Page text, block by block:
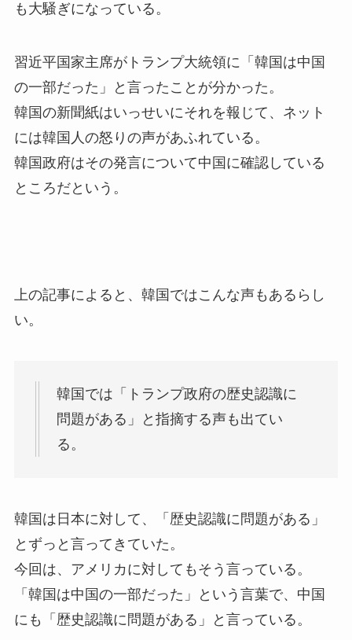
も大騒ぎになっている。
習近平国家主席がトランプ大統領に「韓国は中国
の一部だった」と言ったことが分かった。
韓国の新聞紙はいっせいにそれを報じて、ネット
には韓国人の怒りの声があふれている。
韓国政府はその発言について中国に確認している
ところだという。
上の記事によると、韓国ではこんな声もあるらし
い。
韓国では「トランプ政府の歴史認識に
問題がある」と指摘する声も出てい
る。
韓国は日本に対して、「歴史認識に問題がある」
とずっと言ってきていた。
今回は、アメリカに対してもそう言っている。
「韓国は中国の一部だった」という言葉で、中国
にも「歴史認識に問題がある」と言っている。